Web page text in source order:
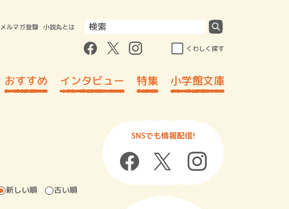
メルマガ登録 小説丸とは
くわしく探す
おすすめ インタビュー 特集 小学館文庫
新しい順 古い順
SNSでも情報配信!